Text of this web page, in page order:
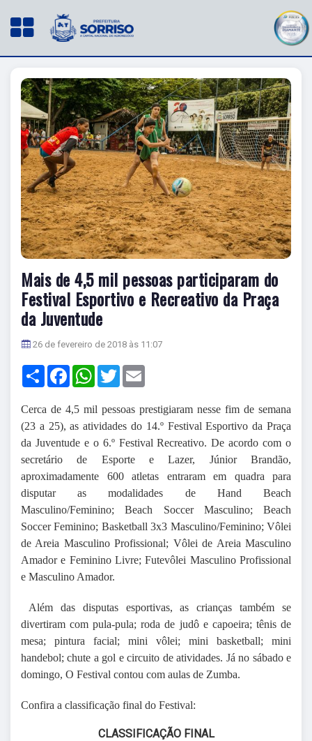
Mais de 4,5 mil pessoas participaram do
Festival Esportivo e Recreativo da Praça
da Juventude
26 de fevereiro de 2018 às 11:07
Share FacebookWhatsApp
Twitter
Cerca de 4,5 mil pessoas prestigiaram nesse fim de semana
(23 a 25), as atividades do 14.º Festival Esportivo da Praça
da Juventude e o 6.º Festival Recreativo. De acordo com o
secretário de Esporte e Lazer, Júnior Brandão,
aproximadamente 600 atletas entraram em quadra para
disputar as modalidades de Hand Beach
Masculino/Feminino; Beach Soccer Masculino; Beach
Soccer Feminino; Basketball 3x3 Masculino/Feminino; Vôlei
de Areia Masculino Profissional; Vôlei de Areia Masculino
Amador e Feminino Livre; Futevôlei Masculino Profissional
e Masculino Amador.
Além das disputas esportivas, as crianças também se
divertiram com pula-pula; roda de judô e capoeira; tênis de
mesa; pintura facial; mini vôlei; mini basketball; mini
handebol; chute a gol e circuito de atividades. Já no sábado e
domingo, O Festival contou com aulas de Zumba.
Confira a classificação final do Festival:
CLASSIFICAÇÃO FINAL